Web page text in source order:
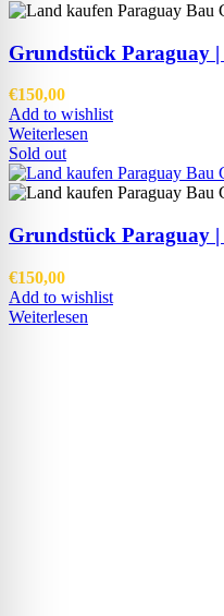
Grundstück Paraguay |
€150,00
Add to wishlist
Weiterlesen
Sold out
Grundstück Paraguay |
€150,00
Add to wishlist
Weiterlesen